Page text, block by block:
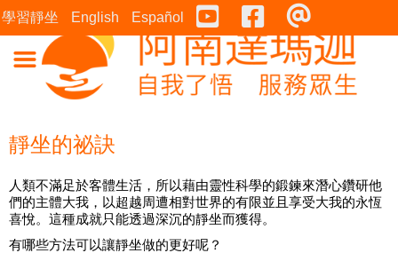
學習靜坐 English Español Youtube Facebook
靜坐的祕訣
人類不滿足於客體生活，所以藉由靈性科學的鍛鍊來潛心鑽研他
們的主體大我，以超越周遭相對世界的有限並且享受大我的永恆
喜悅。這種成就只能透過深沉的靜坐而獲得。
有哪些方法可以讓靜坐做的更好呢？